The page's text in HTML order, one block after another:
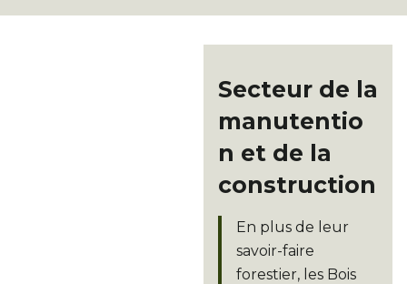
Secteur de la
manutentio
n et de la
construction
En plus de leur
savoir-faire
forestier, les Bois